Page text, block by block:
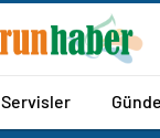
Servisler